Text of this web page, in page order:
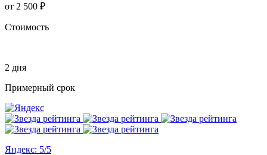
от 2 500 ₽
Стоимость
2 дня
Примерный срок
Яндекс: 5/5